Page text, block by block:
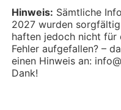
Hinweis: Sämtliche
2027 wurden
haften jedoch nicht für
Fehler aufgefallen? –
einen Hinweis an:
Dank!